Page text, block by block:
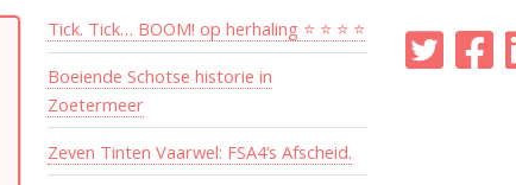
Tick. Tick… BOOM! op herhaling ⭐ ⭐ ⭐ ⭐
Boeiende Schotse historie in
Zoetermeer
Zeven Tinten Vaarwel: FSA4’s Afscheid.